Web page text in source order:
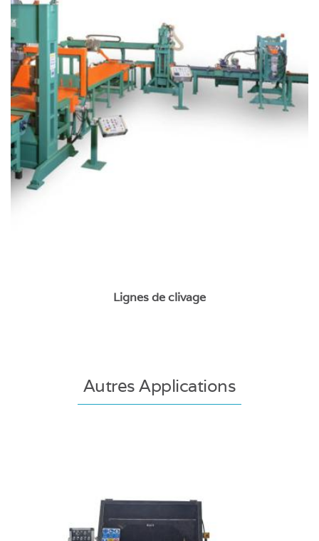
Lignes de clivage
Lignes de clivage
Autres Applications
Refendeuse à pavé et galet - S1